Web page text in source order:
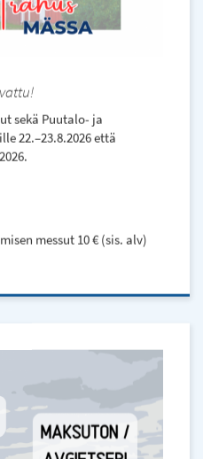
sekä Puutalo- ja
22.–23.8.2026 että
messut 10 € (sis. alv)